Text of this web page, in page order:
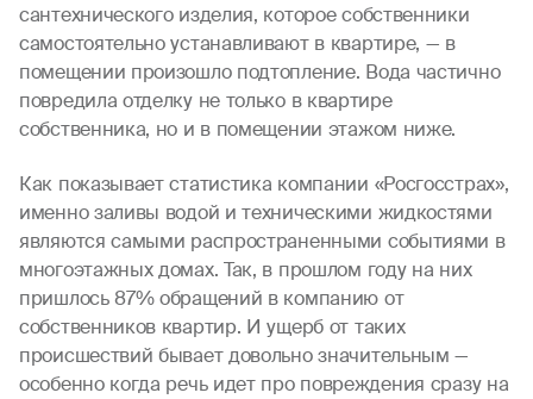
сантехнического изделия, которое собственники
самостоятельно устанавливают в квартире, — в
помещении произошло подтопление. Вода частично
повредила отделку не только в квартире
собственника, но и в помещении этажом ниже.
Как показывает статистика компании «Росгосстрах»,
именно заливы водой и техническими жидкостями
являются самыми распространенными событиями в
многоэтажных домах. Так, в прошлом году на них
пришлось 87% обращений в компанию от
собственников квартир. И ущерб от таких
происшествий бывает довольно значительным —
особенно когда речь идет про повреждения сразу на